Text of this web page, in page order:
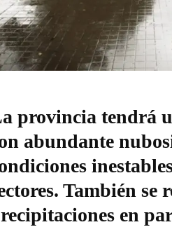
provincia tendrá
abundante
También se
en